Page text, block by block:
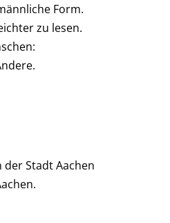
Form.
zu lesen.
der Stadt Aachen